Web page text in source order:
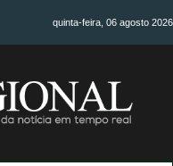
quinta-feira, 06 agosto 2026